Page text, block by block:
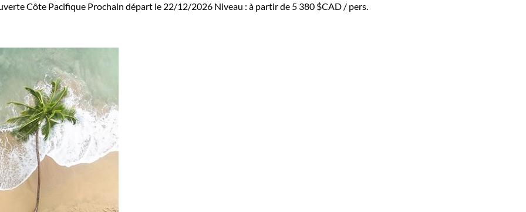
Côte Pacifique Prochain départ le 22/12/2026 Niveau : à partir de 5 380 $CAD / pers.